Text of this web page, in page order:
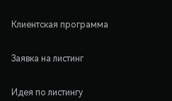
Клиентская программа
Заявка на листинг
Идея по листингу